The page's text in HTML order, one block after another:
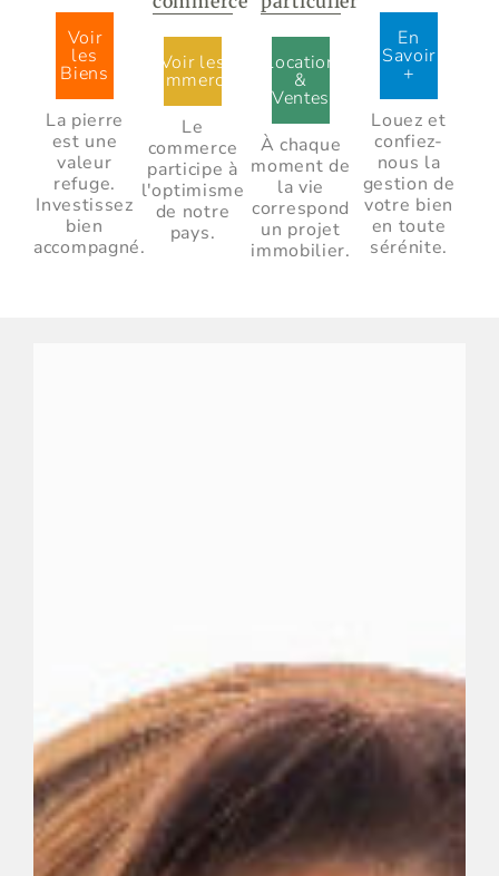
Voir
les
Biens
La pierre
est une
valeur
refuge.
Investissez
bien
accompagné.
Voir les
Commerces
Le
commerce
participe à
l'optimisme
de notre
pays.
Location
&
Ventes
À chaque
moment de
la vie
correspond
un projet
immobilier.
En
Savoir
+
Louez et
confiez-
nous la
gestion de
votre bien
en toute
sérénite.